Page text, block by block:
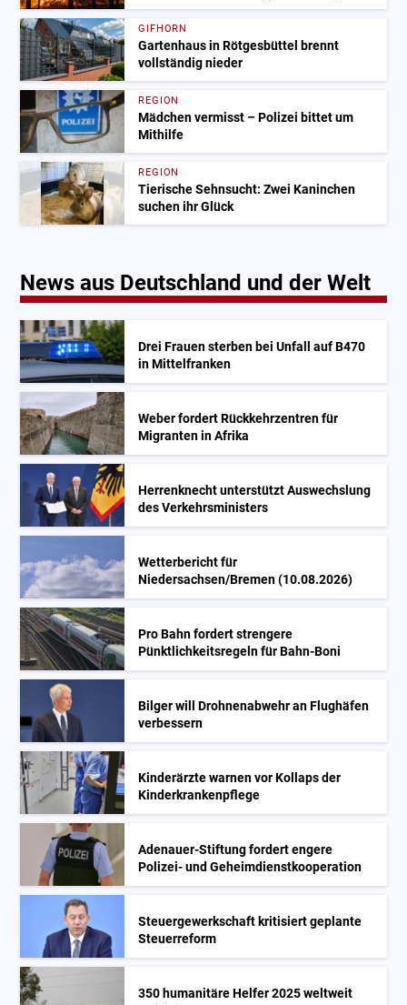
GIFHORN
Gartenhaus in Rötgesbüttel brennt
vollständig nieder
REGION
Mädchen vermisst – Polizei bittet um
Mithilfe
REGION
Tierische Sehnsucht: Zwei Kaninchen
suchen ihr Glück
News aus Deutschland und der Welt
Drei Frauen sterben bei Unfall auf B470
in Mittelfranken
Weber fordert Rückkehrzentren für
Migranten in Afrika
Herrenknecht unterstützt Auswechslung
des Verkehrsministers
Wetterbericht für
Niedersachsen/Bremen (10.08.2026)
Pro Bahn fordert strengere
Pünktlichkeitsregeln für Bahn-Boni
Bilger will Drohnenabwehr an Flughäfen
verbessern
Kinderärzte warnen vor Kollaps der
Kinderkrankenpflege
Adenauer-Stiftung fordert engere
Polizei- und Geheimdienstkooperation
Steuergewerkschaft kritisiert geplante
Steuerreform
350 humanitäre Helfer 2025 weltweit